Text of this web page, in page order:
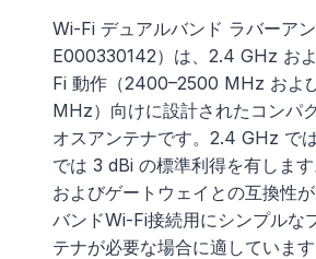
Wi-Fi デュアルバンド ラバーアン
E000330142）は、2.4 GHz お
Fi 動作（2400–2500 MHz およ
MHz）向けに設計されたコンパ
オスアンテナです。2.4 GHz で
では 3 dBi の標準利得を有しま
およびゲートウェイとの互換性
バンドWi-Fi接続用にシンプルな
テナが必要な場合に適しています